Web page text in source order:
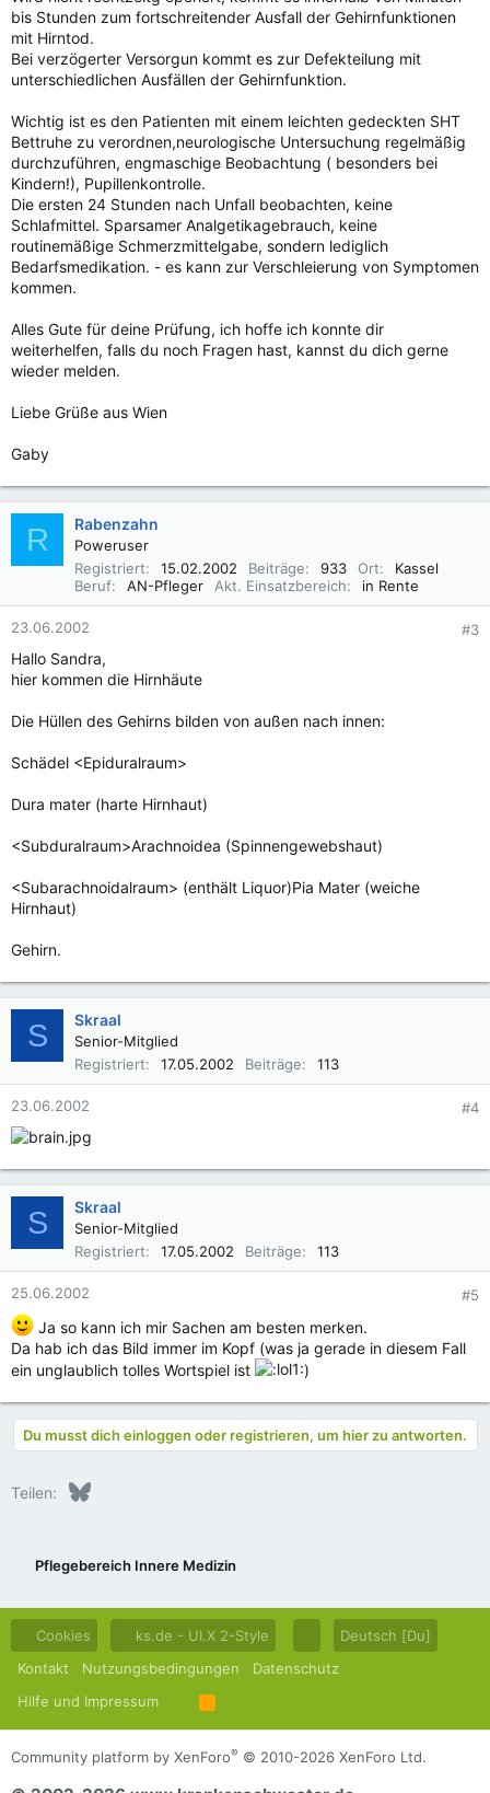
bis Stunden zum fortschreitender Ausfall der Gehirnfunktionen
mit Hirntod.
Bei verzögerter Versorgun kommt es zur Defekteilung mit
unterschiedlichen Ausfällen der Gehirnfunktion.
Wichtig ist es den Patienten mit einem leichten gedeckten SHT
Bettruhe zu verordnen,neurologische Untersuchung regelmäßig
durchzuführen, engmaschige Beobachtung ( besonders bei
Kindern!), Pupillenkontrolle.
Die ersten 24 Stunden nach Unfall beobachten, keine
Schlafmittel. Sparsamer Analgetikagebrauch, keine
routinemäßige Schmerzmittelgabe, sondern lediglich
Bedarfsmedikation. - es kann zur Verschleierung von Symptomen
kommen.
Alles Gute für deine Prüfung, ich hoffe ich konnte dir
weiterhelfen, falls du noch Fragen hast, kannst du dich gerne
wieder melden.
Liebe Grüße aus Wien
Gaby
R Rabenzahn
Poweruser
Registriert
15.02.2002 Beiträge 933 Ort
Kassel
Beruf
AN-Pfleger Akt. Einsatzbereich in Rente
23.06.2002 #3
Hallo Sandra,
hier kommen die Hirnhäute
Die Hüllen des Gehirns bilden von außen nach innen:
Schädel <Epiduralraum>
Dura mater (harte Hirnhaut)
<Subduralraum>Arachnoidea (Spinnengewebshaut)
<Subarachnoidalraum> (enthält Liquor)Pia Mater (weiche
Hirnhaut)
Gehirn.
S Skraal
Senior-Mitglied
Registriert
17.05.2002 Beiträge 113
23.06.2002 #4
S Skraal
Senior-Mitglied
Registriert
17.05.2002 Beiträge 113
25.06.2002 #5
Ja so kann ich mir Sachen am besten merken.
Da hab ich das Bild immer im Kopf (was ja gerade in diesem Fall
ein unglaublich tolles Wortspiel ist
)
Du musst dich einloggen oder registrieren, um hier zu antworten.
Teilen: Bluesky
Pflegebereich Innere Medizin
Cookies ks.de - UI.X 2-Style
Deutsch [Du]
Kontakt
Nutzungsbedingungen
Datenschutz
Hilfe und Impressum
R
S
S
Community platform by XenForo® © 2010-2026 XenForo Ltd.